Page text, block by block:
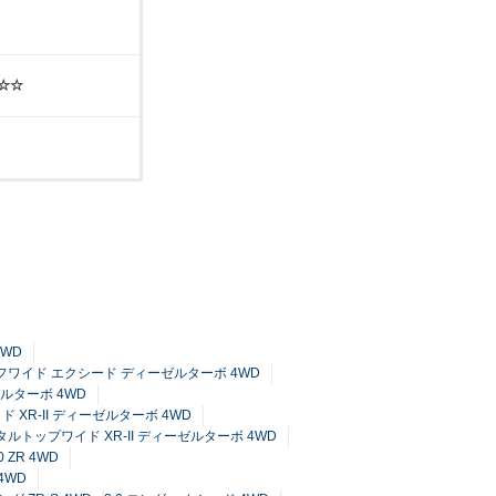
ワイド エクシード ディーゼルターボ 4WD
ターボ 4WD
XR-II ディーゼルターボ 4WD
ルトップワイド XR-II ディーゼルターボ 4WD
ZR 4WD